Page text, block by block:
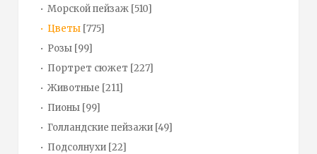
Морской пейзаж [510]
Цветы [775]
Розы [99]
Портрет сюжет [227]
Животные [211]
Пионы [99]
Голландские пейзажи [49]
Подсолнухи [22]